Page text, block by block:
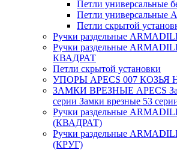
Петли универсальные
Петли универсальные
Петли скрытой
Ручки раздельные
Ручки раздельные
КВАДРАТ
Петли скрытой установки
УПОРЫ APECS 007
ЗАМКИ ВРЕЗНЫЕ APECS
серии Замки врезные 53
Ручки раздельные
(КВАДРАТ)
Ручки раздельные
(КРУГ)